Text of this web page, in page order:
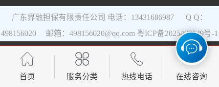
广东界融担保有限责任公司 电话：13431686987 Q Q：
498156020 邮箱：498156020@qq.com 粤ICP备2025497139号-1
首页 服务分类 热线电话 在线咨询